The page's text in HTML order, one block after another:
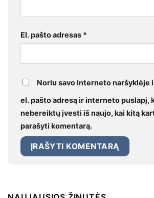
El. pašto adresas *
Noriu savo interneto naršyklėje
el. pašto adresą ir interneto puslapį,
nebereiktų įvesti iš naujo, kai kitą
parašyti komentarą.